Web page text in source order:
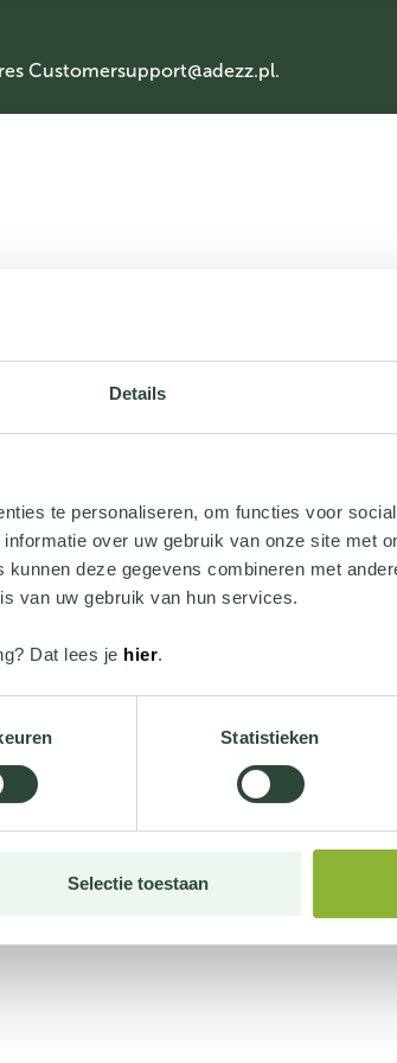
Details
te personaliseren, om functies voor
over uw gebruik van onze site met
deze gegevens combineren met
van uw gebruik van hun services.
Dat lees je hier.
Statistieken
Selectie toestaan
Customersupport@adezz.pl.